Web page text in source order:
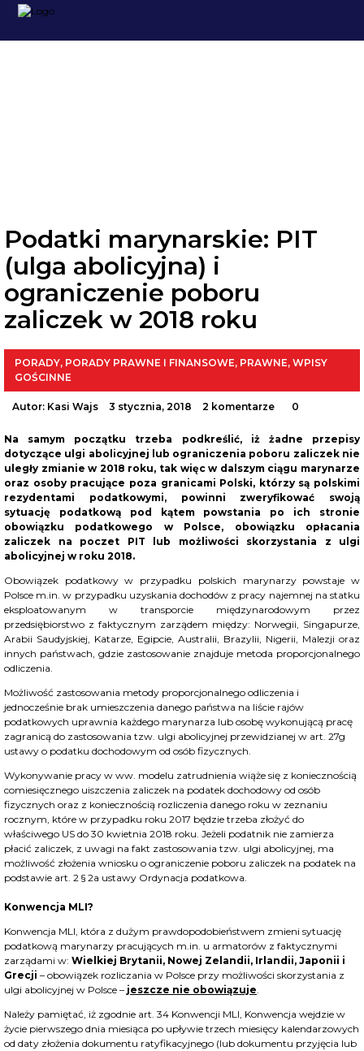
Podatki marynarskie: PIT
(ulga abolicyjna) i
ograniczenie poboru
zaliczek w 2018 roku
PORADY, PORADY PRAWNE I FINANSOWE, PRAWNE, WPISY
GOŚCINNE
Autor: Kasi Wajs 3 stycznia, 2018 2 komentarze 0
Na samym początku trzeba podkreślić, iż żadne przepisy
dotyczące ulgi abolicyjnej lub ograniczenia poboru zaliczek nie
uległy zmianie w 2018 roku, tak więc w dalszym ciągu marynarze
oraz osoby pracujące poza granicami Polski, którzy są polskimi
rezydentami podatkowymi, powinni zweryfikować swoją
sytuację podatkową pod kątem powstania po ich stronie
obowiązku podatkowego w Polsce, obowiązku opłacania
zaliczek na poczet PIT lub możliwości skorzystania z ulgi
abolicyjnej w roku 2018.
Obowiązek podatkowy w przypadku polskich marynarzy powstaje w
Polsce m.in. w przypadku uzyskania dochodów z pracy najemnej na statku
eksploatowanym w transporcie międzynarodowym przez
przedsiębiorstwo z faktycznym zarządem między: Norwegii, Singapurze,
Arabii Saudyjskiej, Katarze, Egipcie, Australii, Brazylii, Nigerii, Malezji oraz
innych państwach, gdzie zastosowanie znajduje metoda proporcjonalnego
odliczenia.
Możliwość zastosowania metody proporcjonalnego odliczenia i
jednocześnie brak umieszczenia danego państwa na liście rajów
podatkowych uprawnia każdego marynarza lub osobę wykonującą pracę
zagranicą do zastosowania tzw. ulgi abolicyjnej przewidzianej w art. 27g
ustawy o podatku dochodowym od osób fizycznych.
Wykonywanie pracy w ww. modelu zatrudnienia wiąże się z koniecznością
comiesięcznego uiszczenia zaliczek na podatek dochodowy od osób
fizycznych oraz z koniecznością rozliczenia danego roku w zeznaniu
rocznym, które w przypadku roku 2017 będzie trzeba złożyć do
właściwego US do 30 kwietnia 2018 roku. Jeżeli podatnik nie zamierza
płacić zaliczek, z uwagi na fakt zastosowania tzw. ulgi abolicyjnej, ma
możliwość złożenia wniosku o ograniczenie poboru zaliczek na podatek na
podstawie art. 2 § 2a ustawy Ordynacja podatkowa.
Konwencja MLI?
Konwencja MLI, która z dużym prawdopodobieństwem zmieni sytuację
podatkową marynarzy pracujących m.in. u armatorów z faktycznymi
zarządami w: Wielkiej Brytanii, Nowej Zelandii, Irlandii, Japonii i
Grecji – obowiązek rozliczania w Polsce przy możliwości skorzystania z
ulgi abolicyjnej w Polsce – jeszcze nie obowiązuje.
Należy pamiętać, iż zgodnie art. 34 Konwencji MLI, Konwencja wejdzie w
życie pierwszego dnia miesiąca po upływie trzech miesięcy kalendarzowych
od daty złożenia dokumentu ratyfikacyjnego (lub dokumentu przyjęcia lub